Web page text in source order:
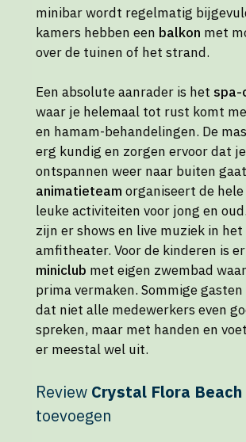
minibar wordt regelmatig
kamers hebben een balkon met
over de tuinen of het strand.
Een absolute aanrader is het spa-
waar je helemaal tot rust komt
en hamam-behandelingen. De
erg kundig en zorgen ervoor dat
ontspannen weer naar buiten
animatieteam organiseert de
leuke activiteiten voor jong en oud.
zijn er shows en live muziek in het
amfitheater. Voor de kinderen is
miniclub met eigen zwembad
prima vermaken. Sommige
dat niet alle medewerkers even
spreken, maar met handen en
er meestal wel uit.
Review Crystal Flora
toevoegen